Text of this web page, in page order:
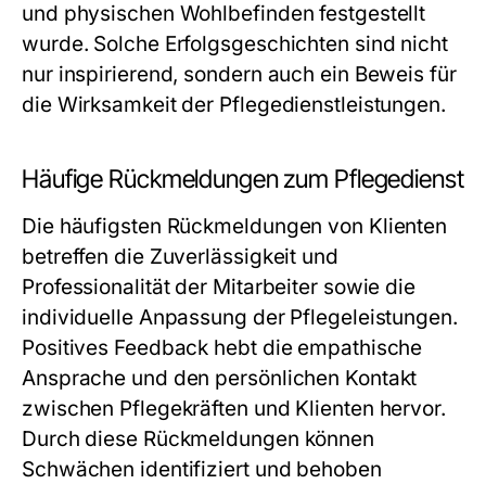
und physischen Wohlbefinden festgestellt
wurde. Solche Erfolgsgeschichten sind nicht
nur inspirierend, sondern auch ein Beweis für
die Wirksamkeit der Pflegedienstleistungen.
Häufige Rückmeldungen zum Pflegedienst
Die häufigsten Rückmeldungen von Klienten
betreffen die Zuverlässigkeit und
Professionalität der Mitarbeiter sowie die
individuelle Anpassung der Pflegeleistungen.
Positives Feedback hebt die empathische
Ansprache und den persönlichen Kontakt
zwischen Pflegekräften und Klienten hervor.
Durch diese Rückmeldungen können
Schwächen identifiziert und behoben